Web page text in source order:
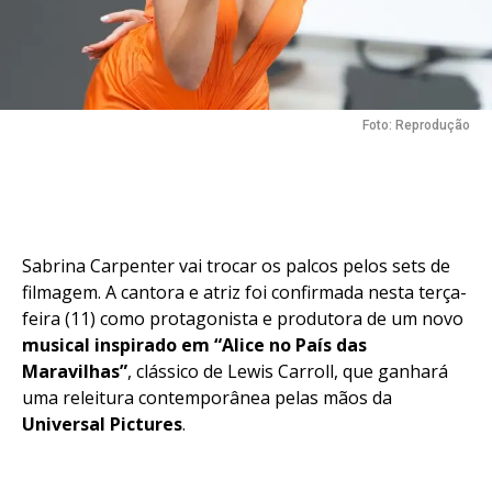
Foto: Reprodução
Sabrina Carpenter vai trocar os palcos pelos sets de
filmagem. A cantora e atriz foi confirmada nesta terça-
feira (11) como protagonista e produtora de um novo
musical inspirado em “Alice no País das
Maravilhas”, clássico de Lewis Carroll, que ganhará
uma releitura contemporânea pelas mãos da
Universal Pictures.